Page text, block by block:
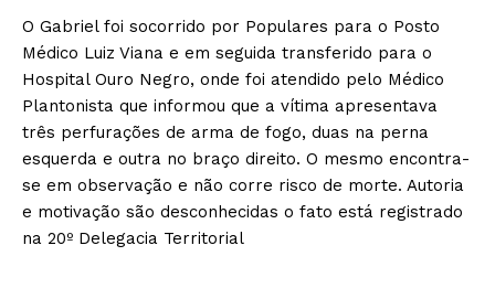
O Gabriel foi socorrido por Populares para o Posto
Médico Luiz Viana e em seguida transferido para o
Hospital Ouro Negro, onde foi atendido pelo Médico
Plantonista que informou que a vítima apresentava
três perfurações de arma de fogo, duas na perna
esquerda e outra no braço direito. O mesmo encontra-
se em observação e não corre risco de morte. Autoria
e motivação são desconhecidas o fato está registrado
na 20º Delegacia Territorial